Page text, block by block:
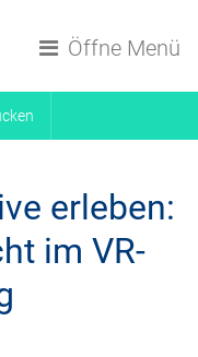
Öffne Menü
erleben:
im VR-